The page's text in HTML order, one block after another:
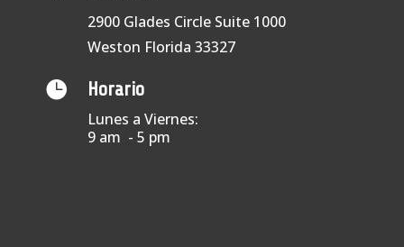
2900 Glades Circle Suite 1000
Weston Florida 33327
 Horario
Lunes a Viernes:
9 am - 5 pm